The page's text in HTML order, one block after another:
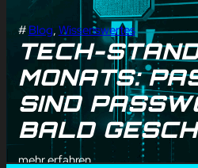
# Blog, Wissenswertes
TECH-
MONATS:
SIND
BALD
mehr erfahren